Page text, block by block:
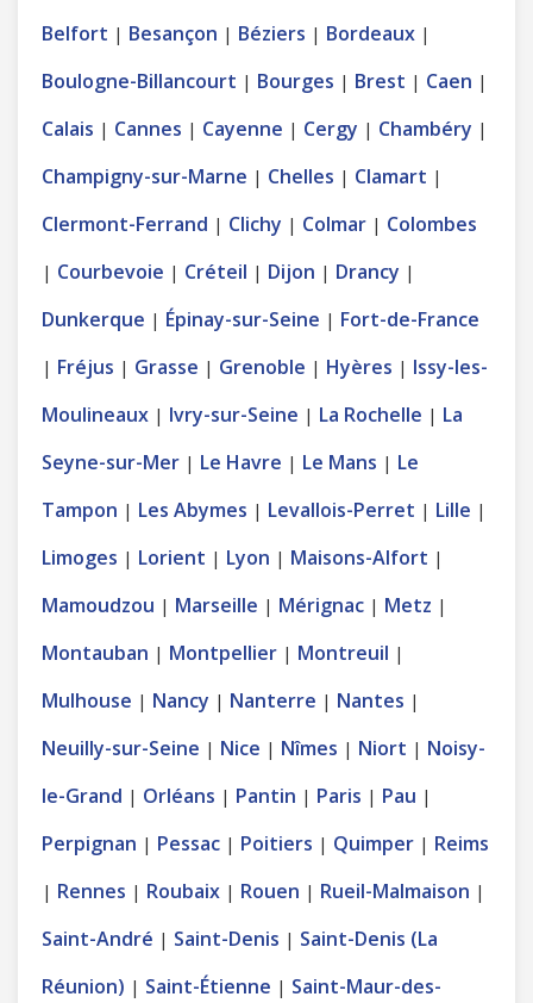
Belfort | Besançon | Béziers | Bordeaux |
Boulogne-Billancourt | Bourges | Brest | Caen |
Calais | Cannes | Cayenne | Cergy | Chambéry |
Champigny-sur-Marne | Chelles | Clamart |
Clermont-Ferrand | Clichy | Colmar | Colombes
| Courbevoie | Créteil | Dijon | Drancy |
Dunkerque | Épinay-sur-Seine | Fort-de-France
| Fréjus | Grasse | Grenoble | Hyères | Issy-les-
Moulineaux | Ivry-sur-Seine | La Rochelle | La
Seyne-sur-Mer | Le Havre | Le Mans | Le
Tampon | Les Abymes | Levallois-Perret | Lille |
Limoges | Lorient | Lyon | Maisons-Alfort |
Mamoudzou | Marseille | Mérignac | Metz |
Montauban | Montpellier | Montreuil |
Mulhouse | Nancy | Nanterre | Nantes |
Neuilly-sur-Seine | Nice | Nîmes | Niort | Noisy-
le-Grand | Orléans | Pantin | Paris | Pau |
Perpignan | Pessac | Poitiers | Quimper | Reims
| Rennes | Roubaix | Rouen | Rueil-Malmaison |
Saint-André | Saint-Denis | Saint-Denis (La
Réunion) | Saint-Étienne | Saint-Maur-des-